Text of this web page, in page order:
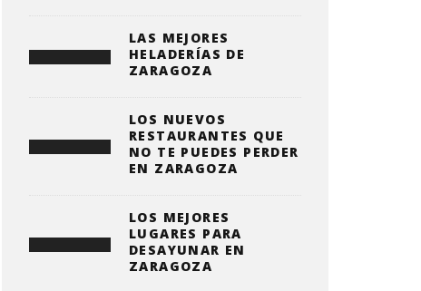
LAS MEJORES
HELADERÍAS DE
ZARAGOZA
LOS NUEVOS
RESTAURANTES QUE
NO TE PUEDES PERDER
EN ZARAGOZA
LOS MEJORES
LUGARES PARA
DESAYUNAR EN
ZARAGOZA